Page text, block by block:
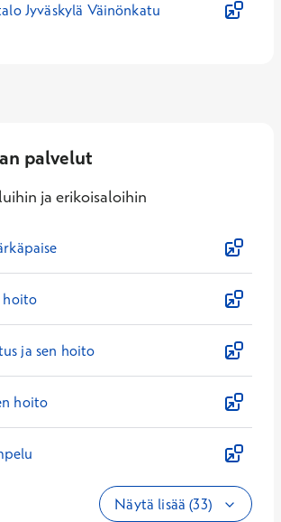
Jyväskylä Väinönkatu
palvelut
ja erikoisaloihin
hoito
ja sen hoito
hoito
Näytä lisää (33)